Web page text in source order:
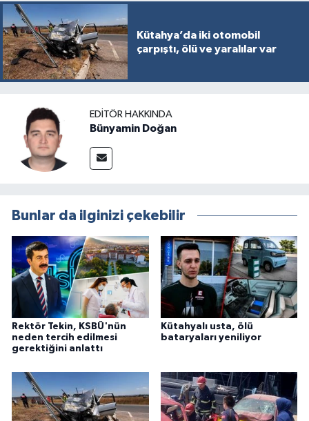
Kütahya’da iki otomobil
çarpıştı, ölü ve yaralılar var
EDITÖR HAKKINDA
Bünyamin Doğan
Bunlar da ilginizi çekebilir
Rektör Tekin, KSBÜ'nün
neden tercih edilmesi
gerektiğini anlattı
Kütahyalı usta, ölü
bataryaları yeniliyor